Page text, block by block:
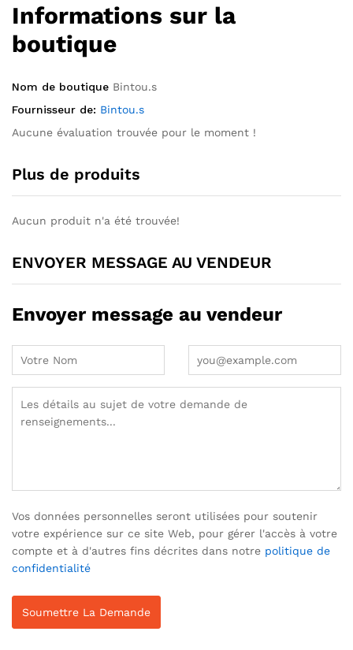
Informations sur la
boutique
Nom de boutique Bintou.s
Fournisseur de: Bintou.s
Aucune évaluation trouvée pour le moment !
Plus de produits
Aucun produit n'a été trouvée!
ENVOYER MESSAGE AU VENDEUR
Envoyer message au vendeur
Vos données personnelles seront utilisées pour soutenir
votre expérience sur ce site Web, pour gérer l'accès à votre
compte et à d'autres fins décrites dans notre politique de
confidentialité